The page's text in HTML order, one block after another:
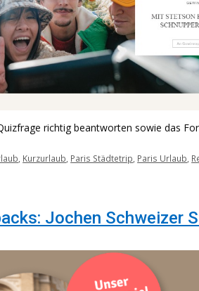
richtig beantworten sowie das
Kurzurlaub Paris Städtetrip Paris Urlaub
Jochen Schweizer